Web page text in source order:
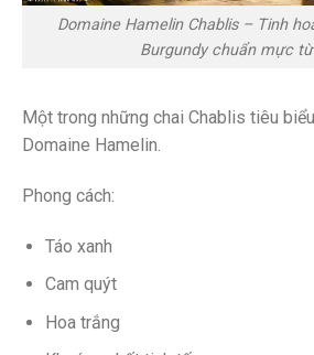
Domaine Hamelin Chablis – Tinh
Burgundy chuẩn mực
Một trong những chai Chablis tiêu
Domaine Hamelin.
Phong cách:
Táo xanh
Cam quýt
Hoa trắng